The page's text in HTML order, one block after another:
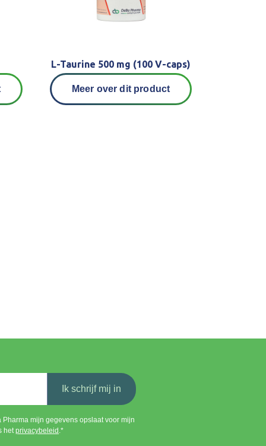
L-Taurine 500 mg (100 V-caps)
Meer over dit product
Ik schrijf mij in
mijn gegevens opslaat voor mijn
hetprivacybeleid .*